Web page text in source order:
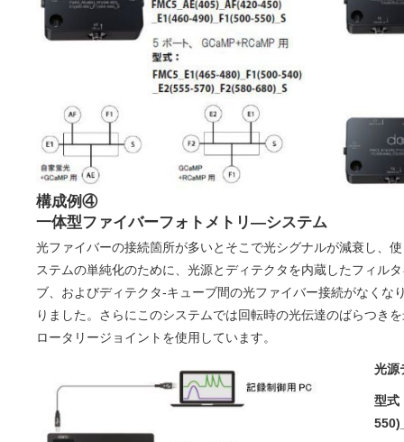
構成例④
一体型ファイバーフォトメトリ―システム
光ファイバーの接続箇所が多いとそこで光シグナルが減衰し、
ステムの単純化のために、光源とディテクタを内蔵したフィル
ブ、およびディテクタ-キューブ間の光ファイバー接続がなくな
りました。さらにこのシステムでは回転時の光伝達のばらつき
ロータリージョイントを使用しています。
光源
型式